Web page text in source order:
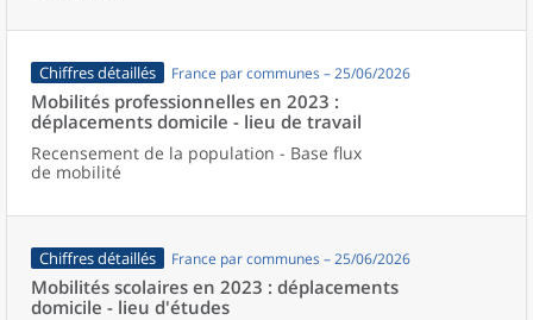
Chiffres détaillés France par communes – 25/06/2026
Mobilités professionnelles en 2023 :
déplacements domicile - lieu de travail
Recensement de la population - Base flux
de mobilité
Chiffres détaillés France par communes – 25/06/2026
Mobilités scolaires en 2023 : déplacements
domicile - lieu d'études